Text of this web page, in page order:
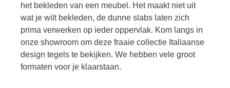
het bekleden van een meubel. Het maakt niet uit
wat je wilt bekleden, de dunne slabs laten zich
prima verwerken op ieder oppervlak. Kom langs in
onze showroom om deze fraaie collectie Italiaanse
design tegels te bekijken. We hebben vele groot
formaten voor je klaarstaan.